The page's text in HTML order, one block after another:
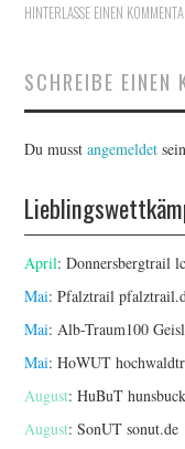
HINTERLASSE EINEN
SCHREIBE EINEN
Du musstangemeldet
April: Donnersbergtrail
Mai: Pfalztrail
Mai: Alb-Traum100
Mai: HoWUT
August: HuBuT
August: SonUTsonut.de